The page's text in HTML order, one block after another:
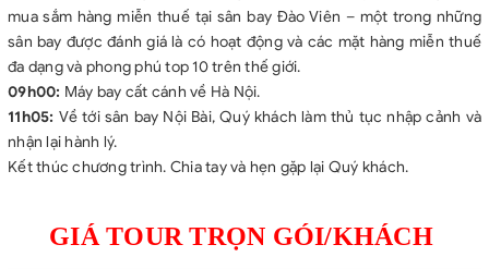
mua sắm hàng miễn thuế tại sân bay Đào Viên – một trong những
sân bay được đánh giá là có hoạt động và các mặt hàng miễn thuế
đa dạng và phong phú top 10 trên thế giới.
09h00: Máy bay cất cánh về Hà Nội.
11h05: Về tới sân bay Nội Bài, Quý khách làm thủ tục nhập cảnh và
nhận lại hành lý.
Kết thúc chương trình. Chia tay và hẹn gặp lại Quý khách.
GIÁ TOUR TRỌN GÓI/KHÁCH